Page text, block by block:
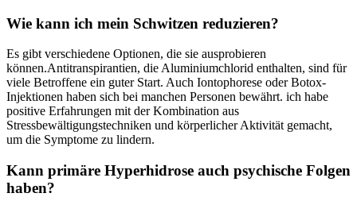
Wie kann ich mein Schwitzen⁤ reduzieren?
Es gibt⁢ verschiedene Optionen, die sie​ ausprobieren
können.Antitranspirantien, die Aluminiumchlorid enthalten, sind für
viele Betroffene ein​ guter Start. ⁢Auch Iontophorese‍ oder Botox-
Injektionen⁤ haben sich bei manchen Personen bewährt. ich habe
‌positive Erfahrungen mit der Kombination aus
Stressbewältigungstechniken und körperlicher Aktivität gemacht,⁤
um ​die Symptome⁣ zu lindern.
Kann primäre Hyperhidrose auch psychische Folgen
haben?